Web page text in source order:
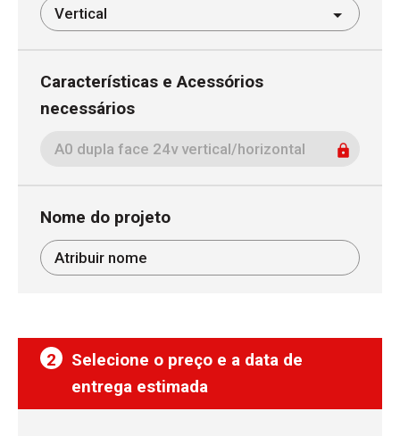
Características e Acessórios
necessários
Nome do projeto
2
Selecione o preço e a data de
entrega estimada